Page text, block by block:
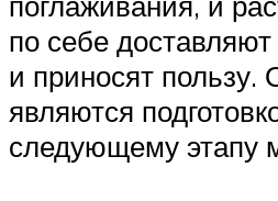
по себе
и приносят пользу.
являются
следующему этапу